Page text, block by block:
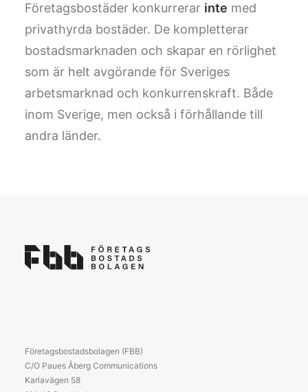
Företagsbostäder konkurrerar inte med
privathyrda bostäder. De kompletterar
bostadsmarknaden och skapar en rörlighet
som är helt avgörande för Sveriges
arbetsmarknad och konkurrenskraft. Både
inom Sverige, men också i förhållande till
andra länder.
Företagsbostadsbolagen (FBB)
C/O Paues Åberg Communications
Karlavägen 58